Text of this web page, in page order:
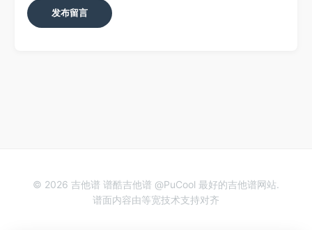
© 2026 吉他谱 谱酷吉他谱 @PuCool 最好的吉他谱网站.
谱面内容由等宽技术支持对齐